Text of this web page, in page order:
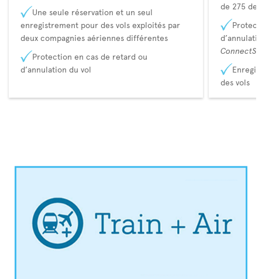
Une seule réservation et un seul
enregistrement pour des vols exploités par
deux compagnies aériennes différentes
Protection en cas de retard ou
d’annulation du vol
de 275
des vols